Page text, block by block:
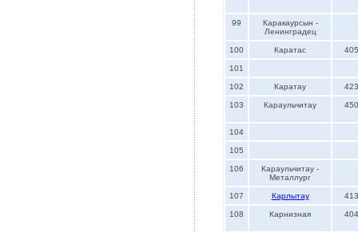
99
Каракаурсын -
Ленинградец
100 Каратас
101
102 Каратау
103 Караульчитау
104
105
106
Караульчитау -
Металлург
107 Карлытау
108 Карнизная